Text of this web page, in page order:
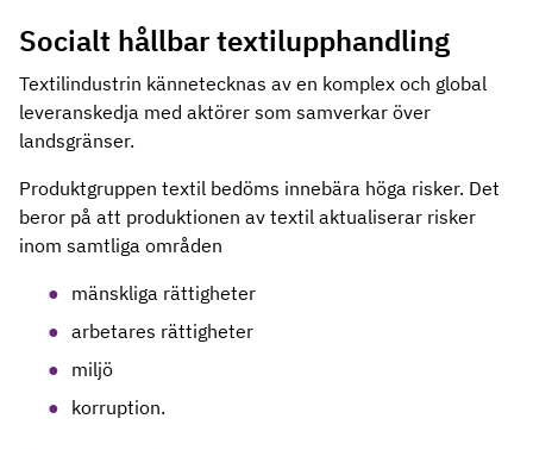
Socialt hållbar textilupphandling
Textilindustrin kännetecknas av en komplex och global
leveranskedja med aktörer som samverkar över
landsgränser.
Produktgruppen textil bedöms innebära höga risker. Det
beror på att produktionen av textil aktualiserar risker
inom samtliga områden
mänskliga rättigheter
arbetares rättigheter
miljö
korruption.